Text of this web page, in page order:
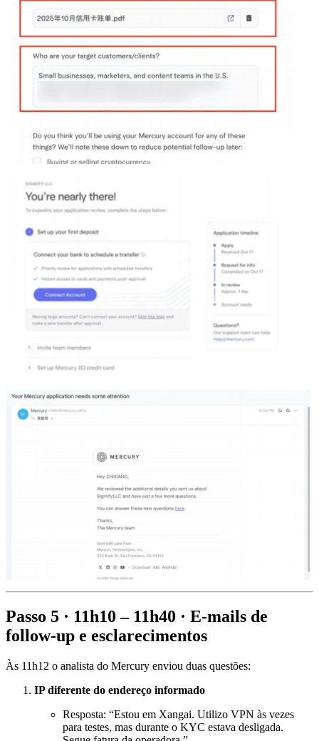
Passo 5 · 11h10 – 11h40 · E-mails de
follow-up e esclarecimentos
Às 11h12 o analista do Mercury enviou duas questões:
IP diferente do endereço informado
Resposta: “Estou em Xangai. Utilizo VPN às vezes
para testes, mas durante o KYC estava desligada.